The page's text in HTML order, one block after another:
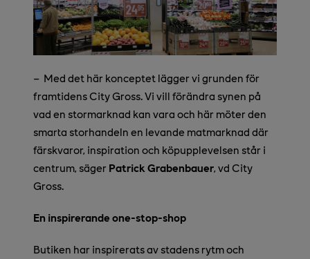
– Med det här konceptet lägger vi grunden för
framtidens City Gross. Vi vill förändra synen på
vad en stormarknad kan vara och här möter den
smarta storhandeln en levande matmarknad där
färskvaror, inspiration och köpupplevelsen står i
centrum, säger Patrick Grabenbauer, vd City
Gross.
En inspirerande one-stop-shop
Butiken har inspirerats av stadens rytm och